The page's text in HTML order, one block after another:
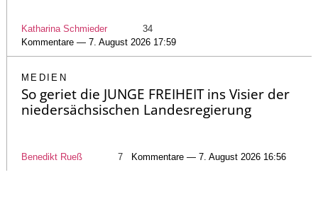
Katharina Schmieder
34
Kommentare — 7. August 2026 17:59
MEDIEN
So geriet die JUNGE FREIHEIT ins Visier der
niedersächsischen Landesregierung
Benedikt Rueß 7 Kommentare — 7. August 2026 16:56